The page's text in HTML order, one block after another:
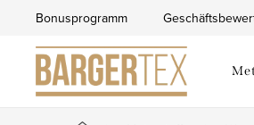
springen
Bonusprogramm